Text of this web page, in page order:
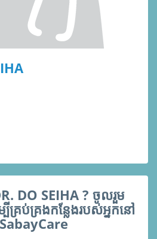
DO SEIHA ? ចូលរួម
រប់គ្រងកន្លែងរបស់អ្នកនៅ
SabayCare